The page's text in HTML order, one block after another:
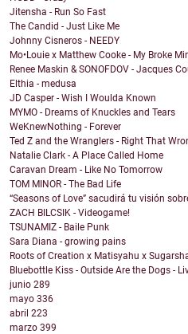
Jitensha - Run So Fast
The Candid - Just Like Me
Johnny Cisneros - NEEDY
Mo•Louie x Matthew Cooke - My Broke
Renee Maskin & SONOFDOV - Jacques
Elthia - medusa
JD Casper - Wish I Woulda Known
MYMO - Dreams of Knuckles and Tears
WeKnewNothing - Forever
Ted Z and the Wranglers - Right That
Natalie Clark - A Place Called Home
Caravan Dream - Like No Tomorrow
TOM MINOR - The Bad Life
“Seasons of Love” sacudirá tu visión
ZACH BILCSIK - Videogame!
TSUNAMIZ - Baile Punk
Sara Diana - growing pains
Roots of Creation x Matisyahu x
Bluebottle Kiss - Outside Are the Dogs -
junio 289
mayo 336
abril 223
marzo 399